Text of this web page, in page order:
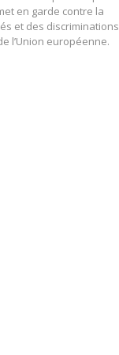
en garde contre la
et des discriminations
l’Union européenne.